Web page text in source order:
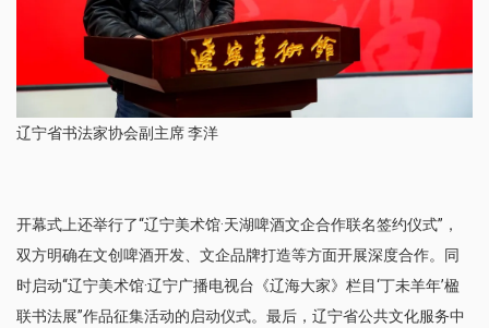
辽宁省书法家协会副主席 李洋
开幕式上还举行了“辽宁美术馆·天湖啤酒文企合作联名签约仪式”，
双方明确在文创啤酒开发、文企品牌打造等方面开展深度合作。同
时启动“辽宁美术馆·辽宁广播电视台《辽海大家》栏目‘丁未羊年’楹
联书法展”作品征集活动的启动仪式。最后，辽宁省公共文化服务中